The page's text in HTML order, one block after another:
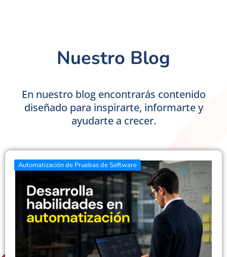
Nuestro Blog
En nuestro blog encontrarás contenido
diseñado para inspirarte, informarte y
ayudarte a crecer.
Automatización de Pruebas de Software